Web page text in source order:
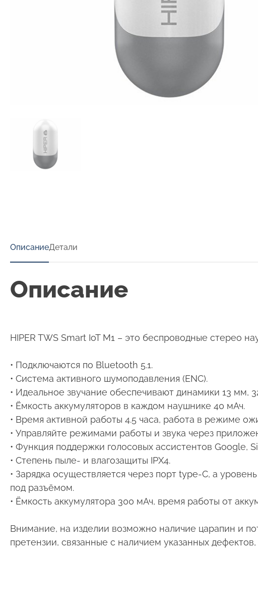
ОписаниеДетали
Описание
HIPER TWS Smart IoT M1 – это беспроводные стерео
• Подключаются по Bluetooth 5.1.
• Система активного шумоподавления (ENC).
• Идеальное звучание обеспечивают динамики 13 мм,
• Ёмкость аккумуляторов в каждом наушнике 40 мАч.
• Время активной работы 4.5 часа, работа в режиме
• Управляйте режимами работы и звука через
• Функция поддержки голосовых ассистентов Google,
• Степень пыле- и влагозащиты IPX4.
• Зарядка осуществляется через порт type-C, а
под разъёмом.
• Ёмкость аккумулятора 300 мАч, время работы от
Внимание, на изделии возможно наличие царапин и
претензии, связанные с наличием указанных